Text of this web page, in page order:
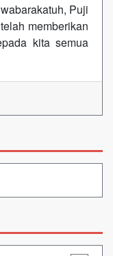
Puji
memberikan
kita semua